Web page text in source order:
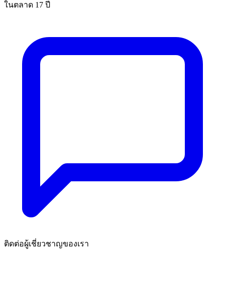
ในตลาด 17 ปี
ติดต่อผู้เชี่ยวชาญของเรา